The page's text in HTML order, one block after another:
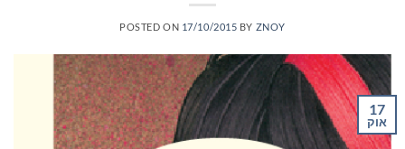
POSTED ON 17/10/2015 BY ZNOY
17
אוק